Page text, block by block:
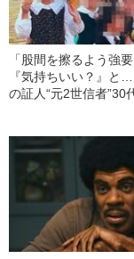
「股間を擦るよう強要
『気持ちいい？』と
の証人“元2世信者”30